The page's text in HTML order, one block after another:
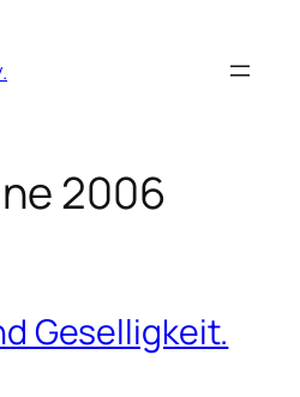
2006
Geselligkeit.